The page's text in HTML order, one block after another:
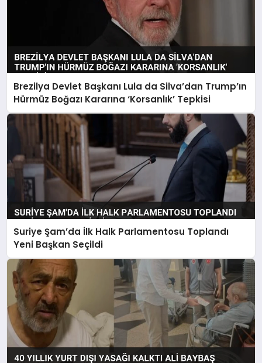
Brezilya Devlet Başkanı Lula da Silva’dan Trump’ın
Hürmüz Boğazı Kararına ‘Korsanlık’ Tepkisi
Suriye Şam’da İlk Halk Parlamentosu Toplandı
Yeni Başkan Seçildi